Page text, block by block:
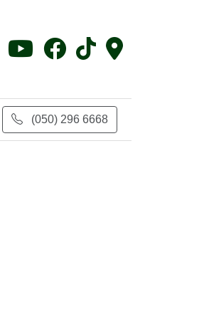
(050) 296 6668